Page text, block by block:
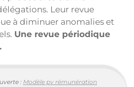
Leur revue
à diminuer anomalies et
Une revue périodique
: Modèle pv rémunération